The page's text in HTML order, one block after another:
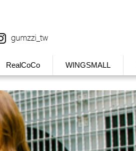
RealCoCo WINGSMALL